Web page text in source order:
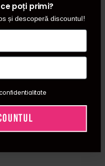
poți primi?
și descoperă discountul!